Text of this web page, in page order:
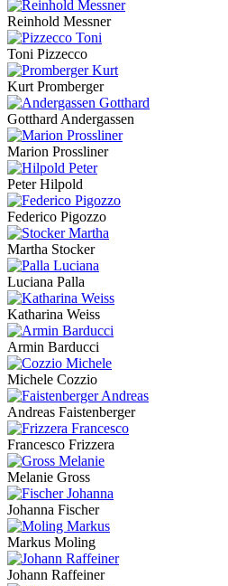
Reinhold Messner
Toni Pizzecco
Kurt Promberger
Gotthard Andergassen
Marion Prossliner
Peter Hilpold
Federico Pigozzo
Martha Stocker
Luciana Palla
Katharina Weiss
Armin Barducci
Michele Cozzio
Andreas Faistenberger
Francesco Frizzera
Melanie Gross
Johanna Fischer
Markus Moling
Johann Raffeiner